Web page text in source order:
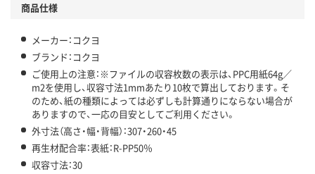
商品仕様
メーカー：コクヨ
ブランド：コクヨ
ご使用上の注意：※ファイルの収容枚数の表示は、PPC用紙64g／
m2を使用し、収容寸法1mmあたり10枚で算出しております。そ
のため、紙の種類によっては必ずしも計算通りにならない場合が
ありますので、一応の目安としてご利用ください。
外寸法（高さ・幅・背幅）：307・260・45
再生材配合率：表紙：R-PP50％
収容寸法：30